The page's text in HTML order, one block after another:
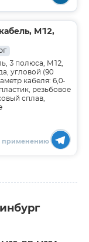
M12,
3 полюса, M12,
угловой (90
кабеля: 6,0-
резьбовое
сплав,
применению